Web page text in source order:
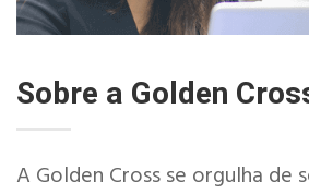
Sobre a Golden
A Golden Cross se orgulha de